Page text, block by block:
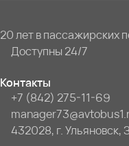
20 лет в пассажирских
Доступны 24/7
Контакты
+7 (842) 275-11-69
432028, г. Ульяновск,